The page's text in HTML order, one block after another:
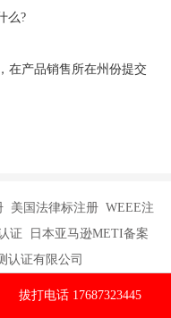
么?
在产品销售所在州份提交
美国法律标注册 WEEE注
证 日本亚马逊METI备案
认证有限公司
拔打电话 17687323445